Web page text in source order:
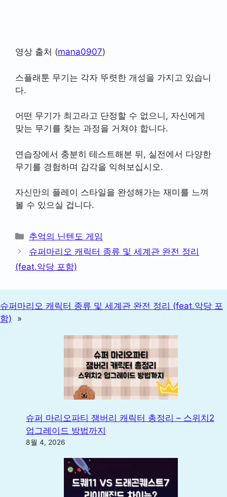
영상 출처 (mana0907)
스플래툰 무기는 각자 뚜렷한 개성을 가지고 있습니
다.
어떤 무기가 최고라고 단정할 수 없으니, 자신에게
맞는 무기를 찾는 과정을 거쳐야 합니다.
연습장에서 충분히 테스트해본 뒤, 실전에서 다양한
무기를 경험하며 감각을 익혀보십시오.
자신만의 플레이 스타일을 완성해가는 재미를 느껴
볼 수 있으실 겁니다.
카
테
리
추억의 닌텐도 게임
슈퍼마리오 캐릭터 종류 및 세계관 완전 정리
(feat.악당 포함)
슈퍼마리오 캐릭터 종류 및 세계관 완전 정리 (feat.악당 포
함)
»
슈퍼 마리오파티 잼버리 캐릭터 총정리 – 스위치2
업그레이드 방법까지
8월 4, 2026